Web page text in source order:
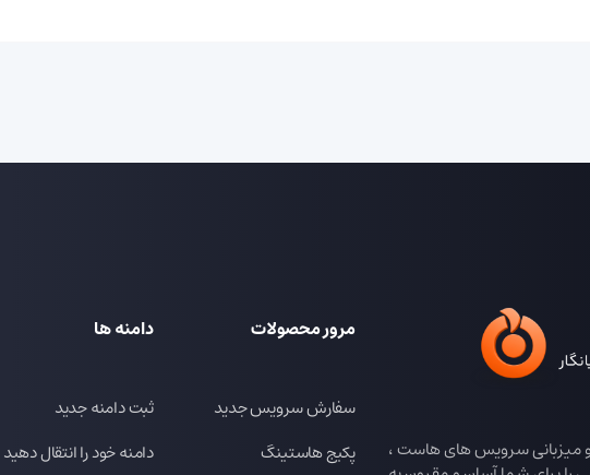
و میزبانی سرویس های هاست ،
مرور محصولات
سفارش سرویس جدید
پکیج هاستینگ
دامنه ها
ثبت دامنه جدید
دامنه خود را انتقال دهید